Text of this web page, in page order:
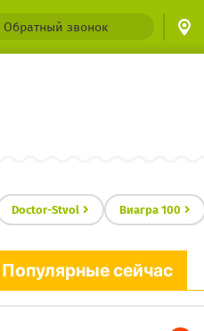
Обратный звонок
Doctor-Stvol Виагра 100
Популярные сейчас